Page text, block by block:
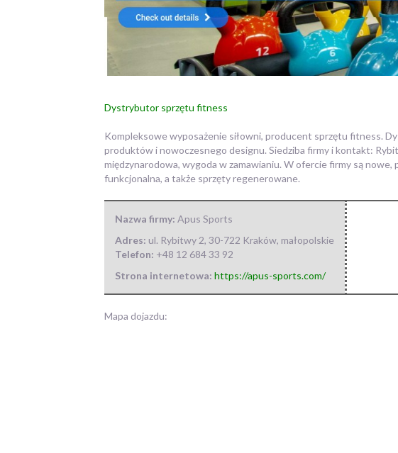
Dystrybutor sprzętu fitness
Kompleksowe wyposażenie siłowni, producent sprzętu fitness.
produktów i nowoczesnego designu. Siedziba firmy i kontakt:
międzynarodowa, wygoda w zamawianiu. W ofercie firmy są
funkcjonalna, a także sprzęty regenerowane.
Nazwa firmy: Apus Sports
Adres: ul. Rybitwy 2, 30-722 Kraków, małopolskie
Telefon: +48 12 684 33 92
Strona internetowa: https://apus-sports.com/
Mapa dojazdu: